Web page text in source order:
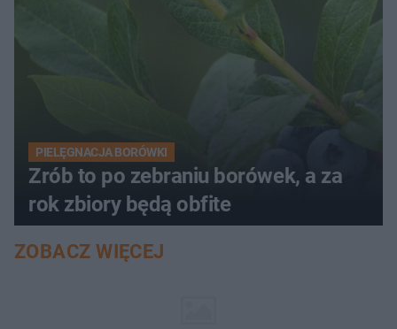
PIELĘGNACJA BORÓWKI
Zrób to po zebraniu borówek, a za
rok zbiory będą obfite
ZOBACZ WIĘCEJ